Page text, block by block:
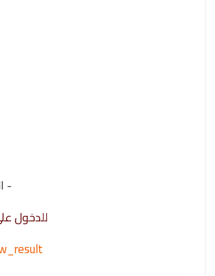
-
للدخول